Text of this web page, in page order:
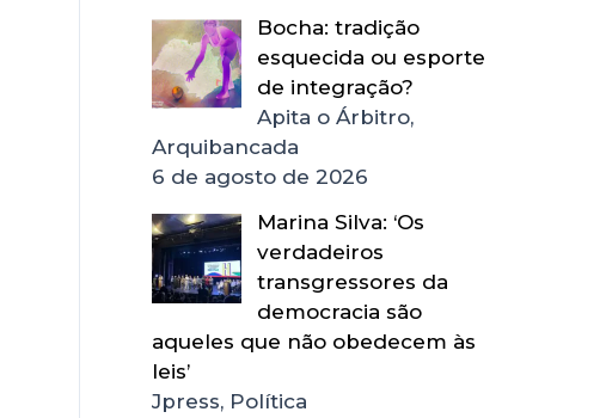
Bocha: tradição
esquecida ou esporte
de integração?
Apita o Árbitro,
Arquibancada
6 de agosto de 2026
Marina Silva: ‘Os
verdadeiros
transgressores da
democracia são
aqueles que não obedecem às
leis’
Jpress, Política